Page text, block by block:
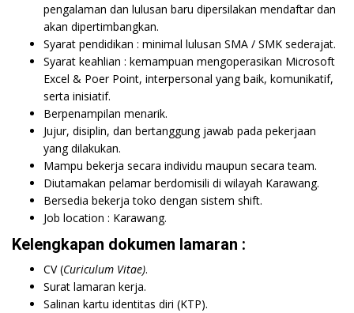
pengalaman dan lulusan baru dipersilakan mendaftar dan
akan dipertimbangkan.
Syarat pendidikan : minimal lulusan SMA / SMK sederajat.
Syarat keahlian : kemampuan mengoperasikan Microsoft
Excel & Poer Point, interpersonal yang baik, komunikatif,
serta inisiatif.
Berpenampilan menarik.
Jujur, disiplin, dan bertanggung jawab pada pekerjaan
yang dilakukan.
Mampu bekerja secara individu maupun secara team.
Diutamakan pelamar berdomisili di wilayah Karawang.
Bersedia bekerja toko dengan sistem shift.
Job location : Karawang.
Kelengkapan dokumen lamaran :
CV (Curiculum Vitae).
Surat lamaran kerja.
Salinan kartu identitas diri (KTP).